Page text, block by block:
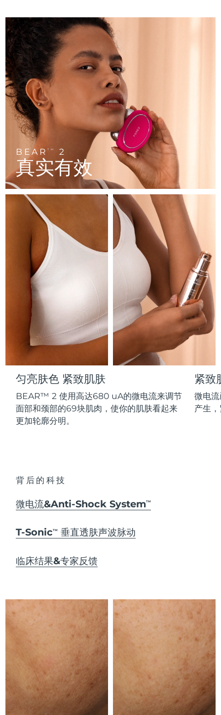
BEARTM 2
真实有效
匀亮肤色 紧致肌肤
BEAR™ 2 使用高达680 uA的微电流来调节
面部和颈部的69块肌肉，使你的肌肤看起来
更加轮廓分明。
紧致
微电
产生
背后的科技
微电流&Anti-Shock SystemTM
T-SonicTM 垂直透肤声波脉动
临床结果&专家反馈
For men, anti-aging massage
LUNA™ 4 mini
For young skin, T-zone
LUNA™ 4 go
For travel or gym bag
LUNA™ 护肤
Premium cleansers & balm
LUNA™ 设备
All facial cleansing devices
Microcurrent line smoothing device
面部提拉护理
Premium anti-aging skincare
BEAR™ 设备
All premium facelift devices
Near-infrared and red light therapy
device
UFO™ 3 mini
Red light therapy device for young skin
UFO™ 3 go
Portable red light therapy
面膜
Rejuvenation & hydration
All deep facial hydration devices
issa™ 4 plus
Smart hybrid silicone sonic toothbrush
issa™ 4 smile
Hybrid silicone sonic toothbrush
issa™ 4 baby
For ages 0-3
issa™ Teeth Whitening Set
Dual LED + sonic device & 18% PAP gel
All silicone sonic toothbrushes
抗老
FAQ™ 101
Clinical anti-aging
FAQ™ 102
Advanced clinical anti-aging
FAQ™ 103
Luxurious clinical anti-aging set
FAQ™ P1 Primer
Manuka honey primer
FAQ™护肤品
All FAQ™ skincare
FAQ™产品
All anti-aging treatments
FAQ™ 201
LED mask
FAQ™ 202
LED mask
FAQ™ 211
Anti-aging neck & décolleté LED mask
FAQ™ 221
Anti-aging LED hand mask
FAQ™护肤品
All FAQ™ skincare
FAQ™产品
All LED treatments
生发
FAQ™ 301
LED hair strengthening scalp massager
FAQ™ Scalp Serum
Scalp recovery probiotic serum
FAQ™护肤品
All FAQ™ skincare
肌肤年轻化
NEW
FAQ™ 501
Full-Spectrum Red Light Therapy
FAQ™ 502
Full-Spectrum Red Light Therapy
FAQ™ Red Light Serum
FAQ™ products
All toning treatments
保健品
NEW
专业治疗
脱毛
PEACH™ 2 Pro Max
Professional IPL hair removal device
PEACH™ 2
IPL hair removal
PEACH™ 2 go
Travel-friendly IPL hair removal
PEACH™ Cooling Prep Gel
Cooling IPL hair removal gel
身体护理
Microcurrent body toning
LUNA™ 4 body
Massaging body brush
SUPERCHARGED™ serum
Firming body serum
痘肌护理
ESPADA™ 2 plus
Recurring acne LED therapy
Acne treatment device
ESPADA™ Blemish Solution
All acne treatment devices
眼部护理
BEAR™ 2 eyes & lips
Microcurrent line smoothing device
Rejuvenating eye massager
眼部护肤
All revitalizing eye massagers
毛孔护理
KIWI™ derma
Diamond microdermabrasion .
KIWI™ 皮肤护理
护发
LUNA™ 4 hair
2-in-1 LED scalp massager
LUNA™ Dual-Peptide Scalp
Serum
For healthy hair
牙齿美白
NEW
18% PAP
护肤品 男士
全部购买
FOREO APP
关于我们
智利
中国
哥伦比亚
克罗地亚
塞浦路斯 预计送达日期
捷克 预计送达日期
丹麦 预计送达日期
爱沙尼亚 预计送达日期8/10/26
预计送达日期 8/10/26
预计送达日期 8/10/26
法属波利尼西亚 预计送达日期 8/14/26
预计送达日期 8/10/26
直布罗陀 预计送达日期8/14/26
预计送达日期8/10/26
中国香港特别行政区 预计送达日期
匈牙利 8/10/26
冰岛 预计送达日期 8/11/26
印度尼西亚
日本
泽西岛
科威特 预计送达日期8/10/26
拉脱维亚 预计送达日期 8/10/26
黎巴嫩 预计送达日期8/11/26
立陶宛 预计送达日期 8/10/26
卢森堡 预计送达日期 8/10/26